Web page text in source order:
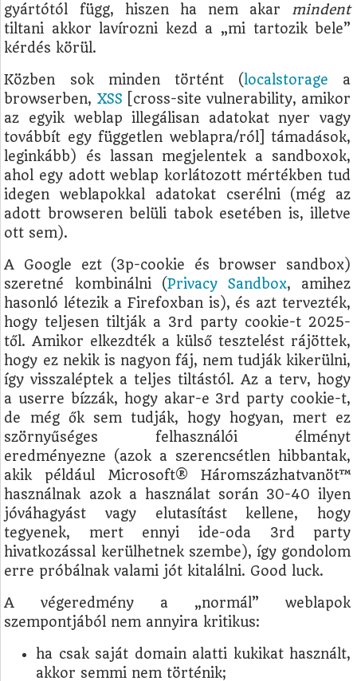
gyártótól függ, hiszen ha nem akar mindent
tiltani akkor lavírozni kezd a „mi tartozik bele”
kérdés körül.
Közben sok minden történt (localstorage a
browserben, XSS [cross-site vulnerability, amikor
az egyik weblap illegálisan adatokat nyer vagy
továbbít egy független weblapra/ról] támadások,
leginkább) és lassan megjelentek a sandboxok,
ahol egy adott weblap korlátozott mértékben tud
idegen weblapokkal adatokat cserélni (még az
adott browseren belüli tabok esetében is, illetve
ott sem).
A Google ezt (3p-cookie és browser sandbox)
szeretné kombinálni (Privacy Sandbox, amihez
hasonló létezik a Firefoxban is), és azt tervezték,
hogy teljesen tiltják a 3rd party cookie-t 2025-
től. Amikor elkezdték a külső tesztelést rájöttek,
hogy ez nekik is nagyon fáj, nem tudják kikerülni,
így visszaléptek a teljes tiltástól. Az a terv, hogy
a userre bízzák, hogy akar-e 3rd party cookie-t,
de még ők sem tudják, hogy hogyan, mert ez
szörnyűséges felhasználói élményt
eredményezne (azok a szerencsétlen hibbantak,
akik például Microsoft® Háromszázhatvanöt™
használnak azok a használat során 30-40 ilyen
jóváhagyást vagy elutasítást kellene, hogy
tegyenek, mert ennyi ide-oda 3rd party
hivatkozással kerülhetnek szembe), így gondolom
erre próbálnak valami jót kitalálni. Good luck.
A végeredmény a „normál” weblapok
szempontjából nem annyira kritikus:
ha csak saját domain alatti kukikat használt,
akkor semmi nem történik;